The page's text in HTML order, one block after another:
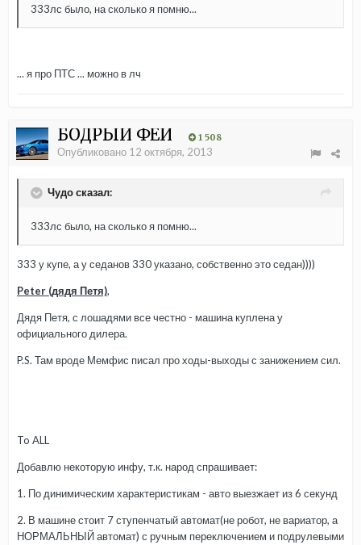
333лс было, на сколько я помню...
... я про ПТС ... можно в лч
БОДРЫЙ ФЕЙ 1 508
Опубликовано 12 октября, 2013
Чудо сказал:
333лс было, на сколько я помню...
333 у купе, а у седанов 330 указано, собственно это седан))))
Peter (дядя Петя),
Дядя Петя, с лошадями все честно - машина куплена у
официального дилера.
P.S. Там вроде Мемфис писал про ходы-выходы с занижением сил.
To ALL
Добавлю некоторую инфу, т.к. народ спрашивает:
1. По динимическим характеристикам - авто выезжает из 6 секунд
2. В машине стоит 7 ступенчатый автомат(не робот, не вариатор, а
НОРМАЛЬНЫЙ автомат) с ручным переключением и подрулевыми